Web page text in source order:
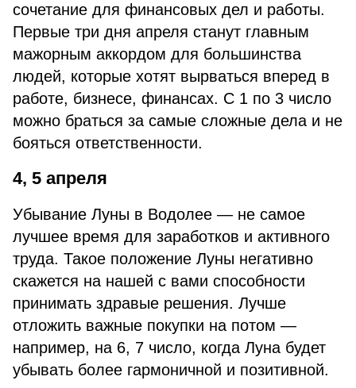
сочетание для финансовых дел и работы.
Первые три дня апреля станут главным
мажорным аккордом для большинства
людей, которые хотят вырваться вперед в
работе, бизнесе, финансах. С 1 по 3 число
можно браться за самые сложные дела и не
бояться ответственности.
4, 5 апреля
Убывание Луны в Водолее — не самое
лучшее время для заработков и активного
труда. Такое положение Луны негативно
скажется на нашей с вами способности
принимать здравые решения. Лучше
отложить важные покупки на потом —
например, на 6, 7 число, когда Луна будет
убывать более гармоничной и позитивной.